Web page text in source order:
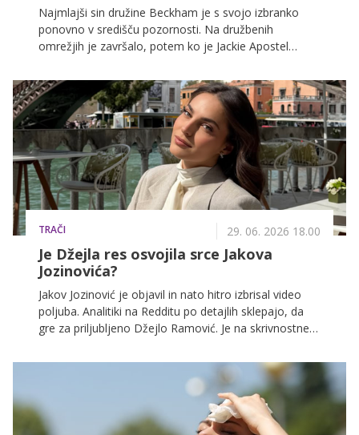
Najmlajši sin družine Beckham je s svojo izbranko
ponovno v središču pozornosti. Na družbenih
omrežjih je završalo, potem ko je Jackie Apostel
roki. Cruz Beckham in njegova partnerka sta tako
znova postala tema vročih govoric o morebitni zaroki.
TRAČI 29. 06. 2026 18.00
Je Džejla res osvojila srce Jakova
Jozinovića?
Jakov Jozinović je objavil in nato hitro izbrisal video
poljuba. Analitiki na Redditu po detajlih sklepajo, da
gre za priljubljeno Džejlo Ramović. Je na skrivnostnem